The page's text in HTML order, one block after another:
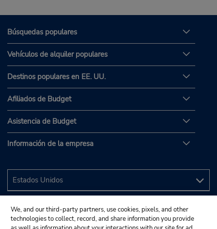
Búsquedas populares
Vehículos de alquiler populares
Destinos populares en EE. UU.
Afiliados de Budget
Asistencia de Budget
Información de la empresa
We, and our third-party partners, use cookies, pixels, and other
technologies to collect, record, and share information you provide